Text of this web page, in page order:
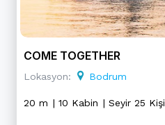
COME TOGETHER
Lokasyon: Bodrum
20 m | 10 Kabin | Seyir 25 Kişi